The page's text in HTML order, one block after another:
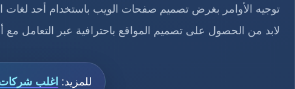
توجيه الأوامر بغرض تصميم صفحات الويب باستخدام أحد لغات
لابد من الحصول على تصميم المواقع باحترافية عبر
للمزيد: اغلب